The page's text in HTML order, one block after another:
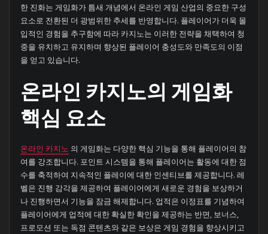
한 진화는 게임화가 틈새 개념에서 온라인 게임 산업의 중요한 구성
요소로 전환된 더 광범위한 추세를 반영합니다. 플레이어가 더욱 몰
입적인 경험을 추구함에 따라 카지노는 이러한 전략을 채택하여 청
중을 유치하고 유지하며 향상된 플레이어 충성도와 만족도의 이점
을 얻고 있습니다.
온라인 카지노의 게임화
핵심 요소
온라인 카지노 의 게임화는 다양한 핵심 기능을 통해 플레이어의 참
여를 강조합니다. 포인트 시스템을 통해 플레이어는 활동에 대한 점
수를 축적하여 지속적인 플레이에 대한 인센티브를 제공합니다. 레
벨은 진행 감각을 제공하여 플레이어에게 새로운 경험을 보상하거
나 진행하면서 기능을 잠금 해제합니다. 업적은 이정표를 기념하여
플레이어에게 업적에 대한 확실한 확인을 제공하는 반면, 보너스,
프로모션 또는 독점 콘텐츠와 같은 보상은 게임 경험을 향상시키고